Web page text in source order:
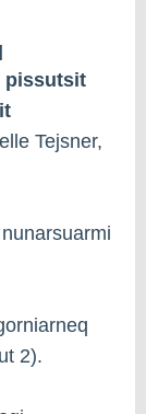
pissutsit
Tejsner,
2).